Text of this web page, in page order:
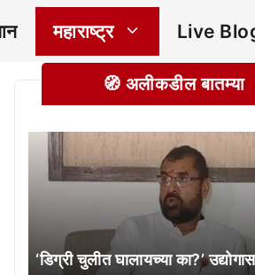
महाराष्ट्र Live
🧭 अलीकडील बातम्या
‘डिग्री चुलीत घालायच्या का?’